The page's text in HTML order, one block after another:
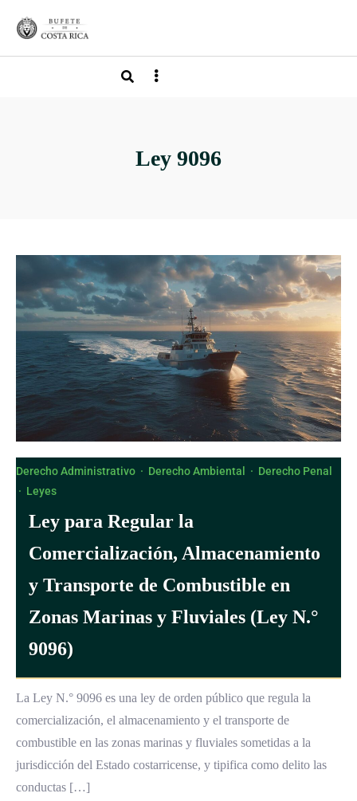
Ley 9096
Derecho Administrativo · Derecho Ambiental · Derecho Penal
· Leyes
Ley para Regular la
Comercialización, Almacenamiento
y Transporte de Combustible en
Zonas Marinas y Fluviales (Ley N.°
9096)
La Ley N.° 9096 es una ley de orden público que regula la
comercialización, el almacenamiento y el transporte de
combustible en las zonas marinas y fluviales sometidas a la
jurisdicción del Estado costarricense, y tipifica como delito las
conductas […]